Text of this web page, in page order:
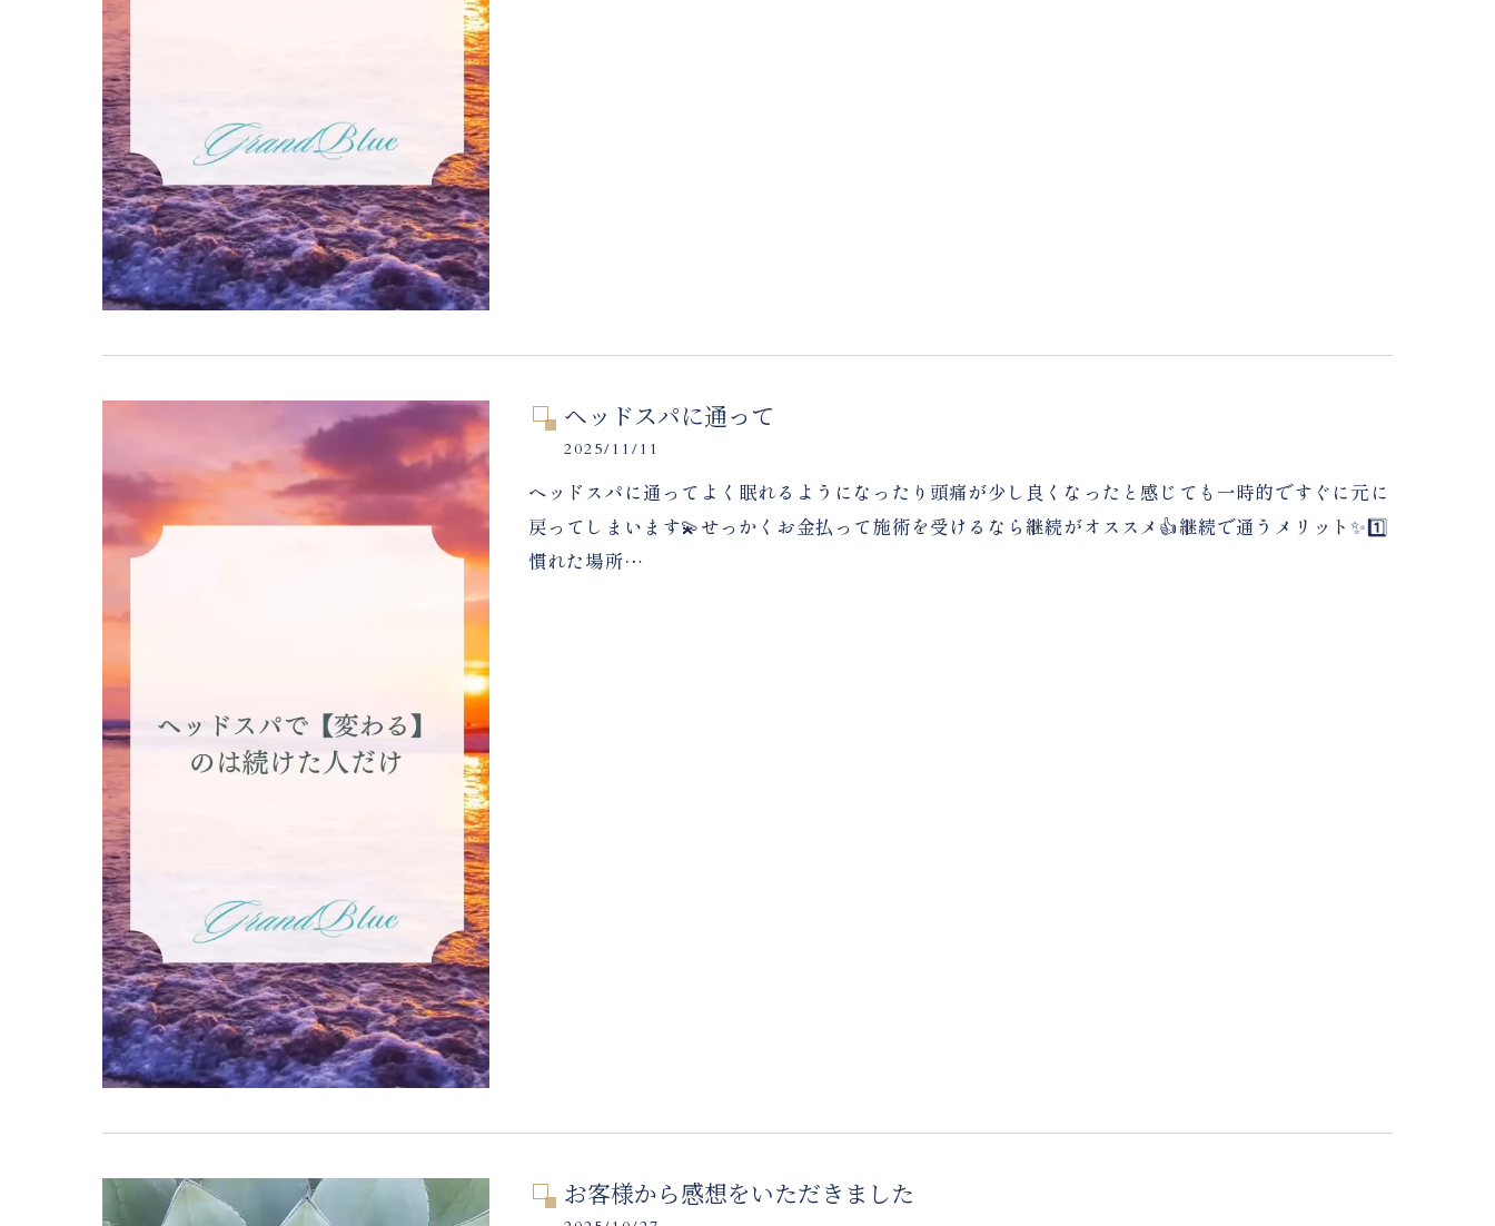
ヘッドスパに通って
2025/11/11
ヘッドスパに通ってよく眠れるようになったり頭痛が少し良くなったと感じても一時的ですぐに元に
戻ってしまいます💫せっかくお金払って施術を受けるなら継続がオススメ👍継続で通うメリット✨1️⃣
慣れた場所…
お客様から感想をいただきました